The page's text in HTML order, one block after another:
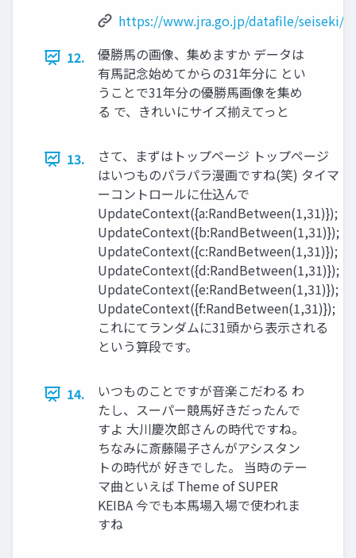
https://www.jra.go.jp/datafile/seiseki/
12.
優勝馬の画像、集めますか データは
有馬記念始めてからの31年分に とい
うことで31年分の優勝馬画像を集め
る で、きれいにサイズ揃えてっと
13.
さて、まずはトップページ トップページ
はいつものパラパラ漫画ですね(笑) タイマ
ーコントロールに仕込んで
UpdateContext({a:RandBetween(1,31)});
UpdateContext({b:RandBetween(1,31)});
UpdateContext({c:RandBetween(1,31)});
UpdateContext({d:RandBetween(1,31)});
UpdateContext({e:RandBetween(1,31)});
UpdateContext({f:RandBetween(1,31)});
これにてランダムに31頭から表示される
という算段です。
14.
いつものことですが音楽こだわる わ
たし、スーパー競馬好きだったんで
すよ 大川慶次郎さんの時代ですね。
ちなみに斎藤陽子さんがアシスタン
トの時代が 好きでした。 当時のテー
マ曲といえば Theme of SUPER
KEIBA 今でも本馬場入場で使われま
すね